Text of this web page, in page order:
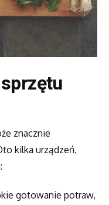
znacznie
kilka urządzeń,
gotowanie potraw,